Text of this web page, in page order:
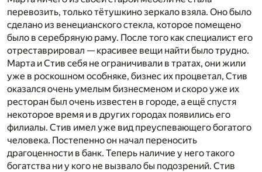
перевозить, только тётушкино зеркало взяла. Оно было
сделано из венецианского стекла, которое помещено
было в серебряную раму. После того как специалист его
отреставрировал — красивее вещи найти было трудно.
Марта и Стив себя не ограничивали в тратах, они жили
уже в роскошном особняке, бизнес их процветал, Стив
оказался очень умелым бизнесменом и скоро уже их
ресторан был очень известен в городе, а ещё спустя
некоторое время и в других городах появились его
филиалы. Стив имел уже вид преуспевающего богатого
человека. Постепенно он начал переносить
драгоценности в банк. Теперь наличие у него такого
богатства ни у кого не вызвало бы подозрений. Стив